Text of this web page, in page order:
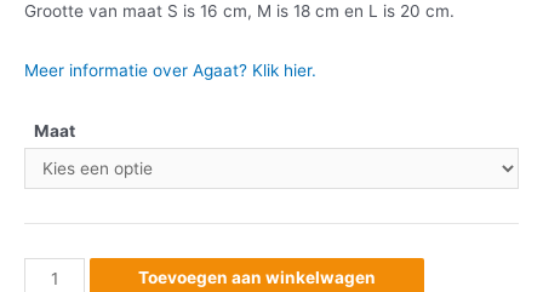
Grootte van maat S is 16 cm, M is 18 cm en L is 20 cm.
Meer informatie over Agaat? Klik hier.
Maat
Toevoegen aan winkelwagen